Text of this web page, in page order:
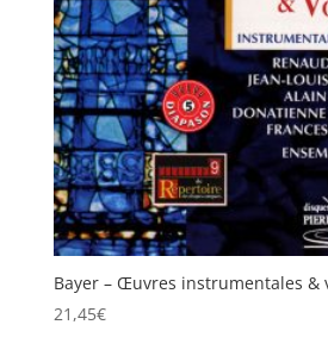
Bayer – Œuvres instrumentales &
21,45€